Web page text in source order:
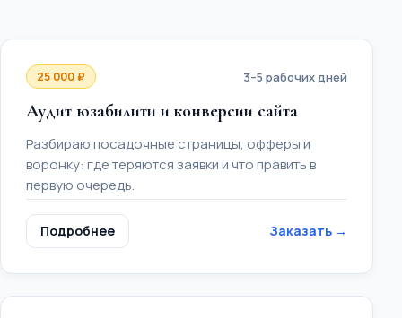
25 000 ₽ 3–5 рабочих дней
Аудит юзабилити и конверсии сайта
Разбираю посадочные страницы, офферы и
воронку: где теряются заявки и что править в
первую очередь.
Подробнее Заказать →